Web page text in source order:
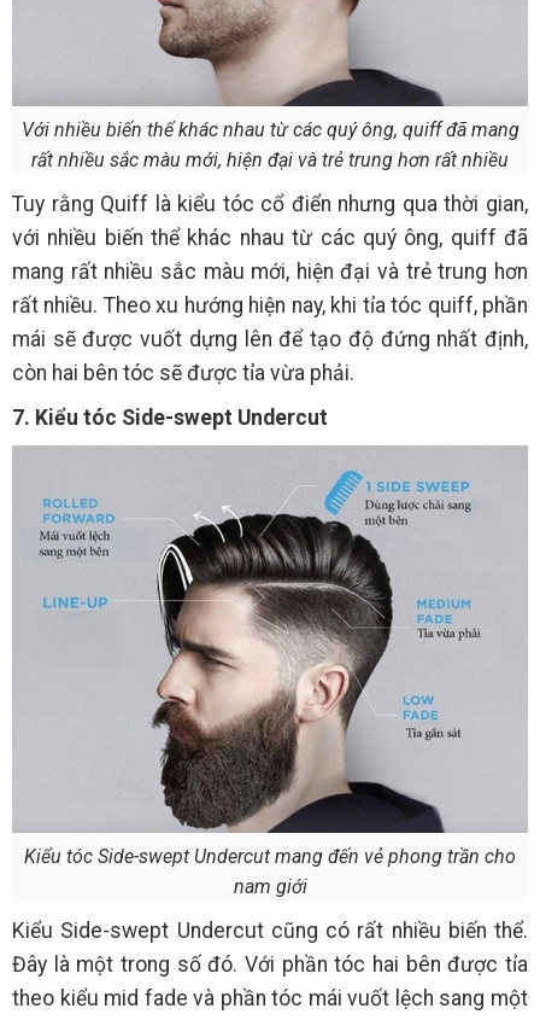
Với nhiều biến thể khác nhau từ các quý ông, quiff đã mang
rất nhiều sắc màu mới, hiện đại và trẻ trung hơn rất nhiều
Tuy rằng Quiff là kiểu tóc cổ điển nhưng qua thời gian,
với nhiều biến thể khác nhau từ các quý ông, quiff đã
mang rất nhiều sắc màu mới, hiện đại và trẻ trung hơn
rất nhiều. Theo xu hướng hiện nay, khi tỉa tóc quiff, phần
mái sẽ được vuốt dựng lên để tạo độ đứng nhất định,
còn hai bên tóc sẽ được tỉa vừa phải.
7. Kiểu tóc Side-swept Undercut
Kiểu tóc Side-swept Undercut mang đến vẻ phong trần cho
nam giới
Kiểu Side-swept Undercut cũng có rất nhiều biến thể.
Đây là một trong số đó. Với phần tóc hai bên được tỉa
theo kiểu mid fade và phần tóc mái vuốt lệch sang một